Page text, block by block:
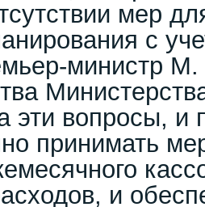
мер
с
министр М.
эти вопросы, и
принимать
и